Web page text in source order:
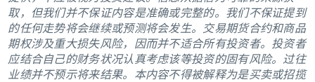
取，但我们并不保证内容是准确或完整的。我们不保证提到
的任何走势将会继续或预测将会发生。交易期货合约和商品
期权涉及重大损失风险，因而并不适合所有投资者。投资者
应结合自己的财务状况认真考虑该等投资的固有风险。过往
业绩并不预示将来结果。本内容不得被解释为是买卖或招揽